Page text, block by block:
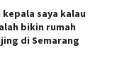
saya kalau
bikin rumah
di Semarang